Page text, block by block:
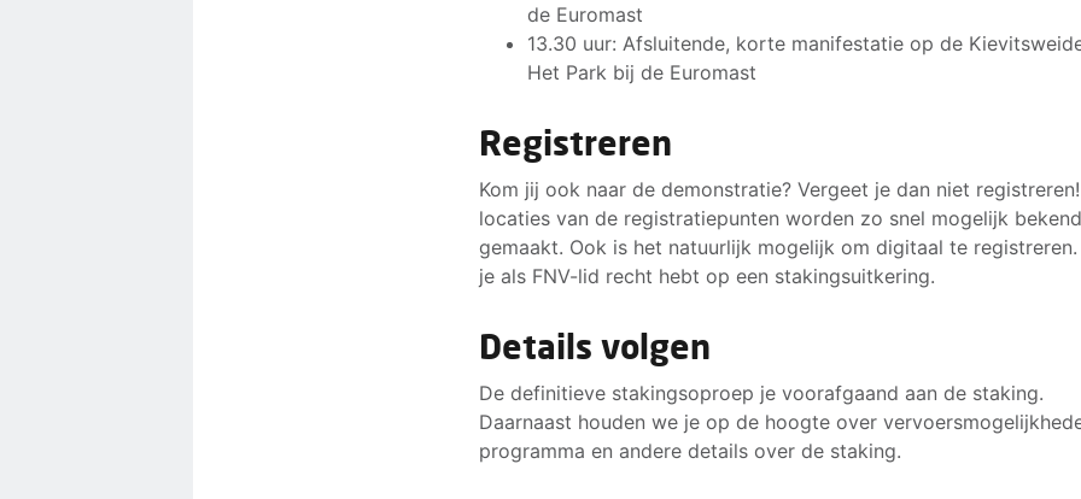
de Euromast
13.30 uur: Afsluitende, korte manifestatie op de
Het Park bij de Euromast
Registreren
Kom jij ook naar de demonstratie? Vergeet je dan niet
locaties van de registratiepunten worden zo snel mogelijk
gemaakt. Ook is het natuurlijk mogelijk om digitaal te
je als FNV-lid recht hebt op een stakingsuitkering.
Details volgen
De definitieve stakingsoproep je voorafgaand aan de staking.
Daarnaast houden we je op de hoogte over
programma en andere details over de staking.